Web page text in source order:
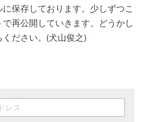
保存しております。少しずつこ
再公開していきます。どうかし
ださい。(犬山俊之)